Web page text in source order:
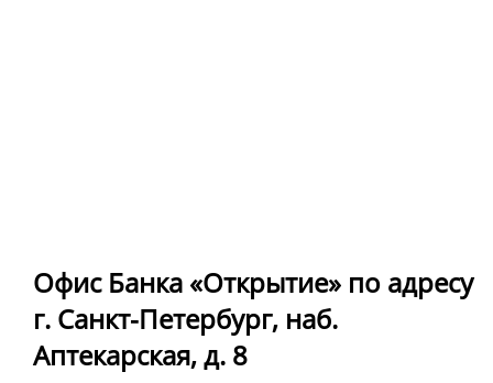
Офис Банка «Открытие» по адресу
г. Санкт-Петербург, наб.
Аптекарская, д. 8